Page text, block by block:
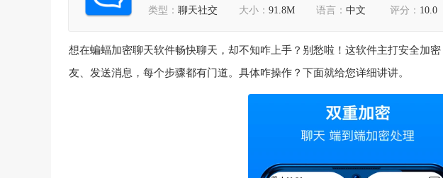
类型： 聊天社交 大小： 91.8M 语言： 中文 评分： 10.0
想在蝙蝠加密聊天软件畅快聊天，却不知咋上手？别愁啦！这软件主打安全加
友、发送消息，每个步骤都有门道。具体咋操作？下面就给您详细讲讲。